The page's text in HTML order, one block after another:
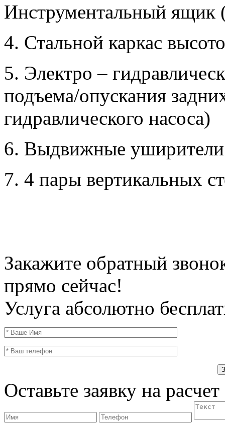
Инструментальный ящик
4. Стальной каркас
5. Электро –
подъема/опускания
гидравлического насоса)
6. Выдвижные
7. 4 пары вертикальных
Закажите обратный
прямо сейчас!
Услуга абсолютно
Оставьте заявку на расчет